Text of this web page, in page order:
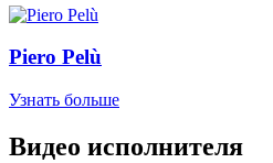
Piero Pelù
Узнать больше
Видео исполнителя